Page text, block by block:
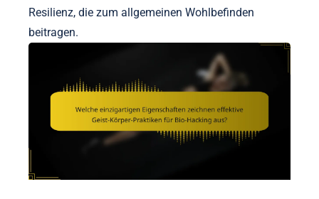
Resilienz, die zum allgemeinen Wohlbefinden
beitragen.